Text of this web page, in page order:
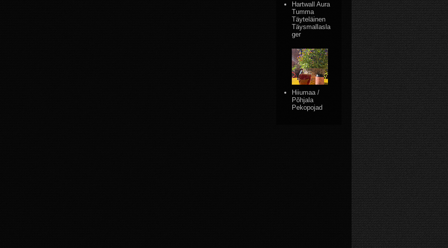
Hartwall Aura
Tumma
Täyteläinen
Täysmallasla
ger
Hiiumaa /
Põhjala
Pekopojad